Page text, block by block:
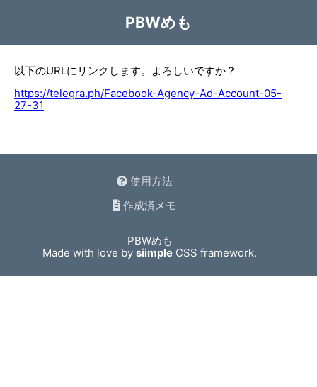
PBWめも
以下のURLにリンクします。よろしいですか？
https://telegra.ph/Facebook-Agency-Ad-Account-05-
27-31
使用方法
作成済メモ
PBWめも
Made with love bysiimple CSS framework.